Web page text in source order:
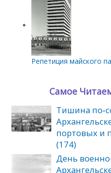
Репетиция майского
Самое
Тишина
портовых и
(174)
День